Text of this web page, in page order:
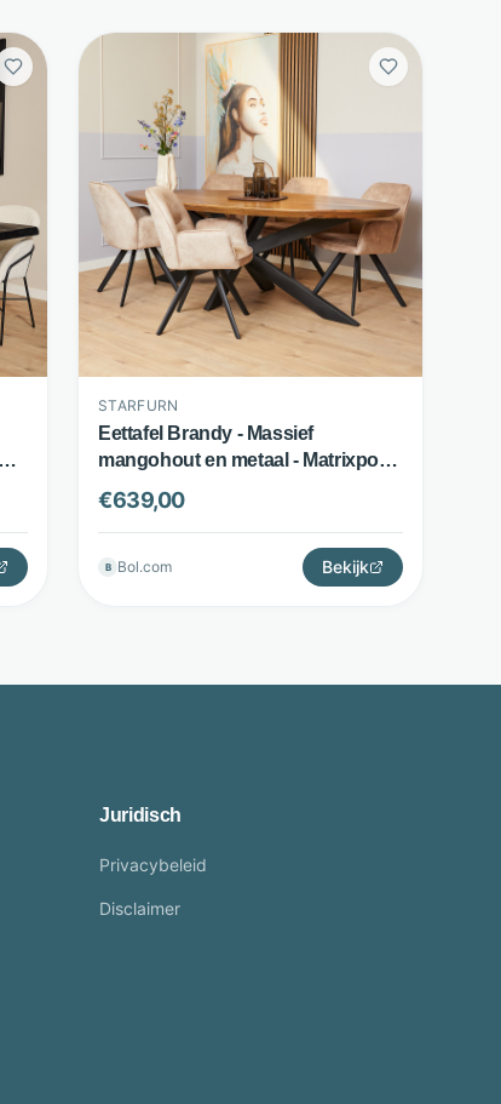
STARFURN
Eettafel Brandy - Massief
mangohout en metaal - Matrixpoot
- Bruin - Starfurn
€639,00
B Bol.com Bekijk
Juridisch
Privacybeleid
Disclaimer